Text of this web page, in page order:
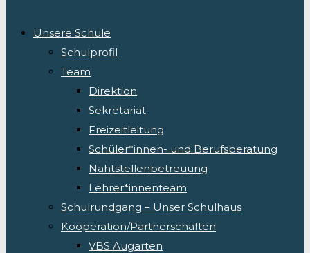
Unsere Schule
Schulprofil
Team
Direktion
Sekretariat
Freizeitleitung
Schüler*innen- und Berufsberatung
Nahtstellenbetreuung
Lehrer*innenteam
Schulrundgang – Unser Schulhaus
Kooperation/Partnerschaften
VBS Augarten